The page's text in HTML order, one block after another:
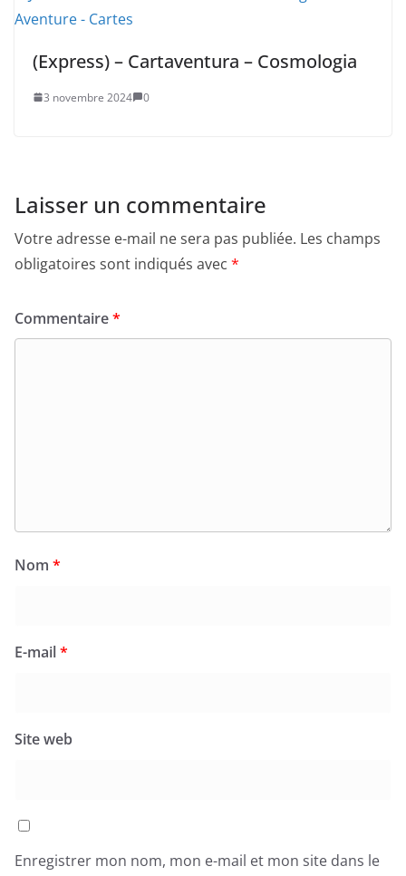
(Express) – Cartaventura – Cosmologia
3 novembre 2024 0
Laisser un commentaire
Votre adresse e-mail ne sera pas publiée. Les champs
obligatoires sont indiqués avec *
Commentaire*
Nom *
E-mail*
Site web
Enregistrer mon nom, mon e-mail et mon site dans le